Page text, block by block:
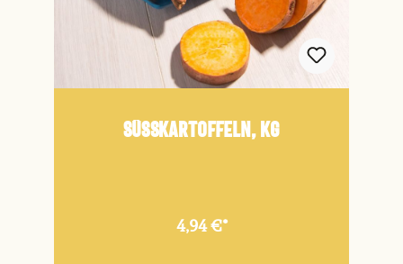
Süßkartoffeln, kg
4,94 €*